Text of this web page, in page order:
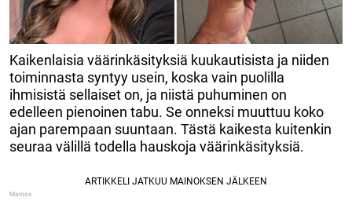
Kaikenlaisia väärinkäsityksiä kuukautisista ja niiden
toiminnasta syntyy usein, koska vain puolilla
ihmisistä sellaiset on, ja niistä puhuminen on
edelleen pienoinen tabu. Se onneksi muuttuu koko
ajan parempaan suuntaan. Tästä kaikesta kuitenkin
seuraa välillä todella hauskoja väärinkäsityksiä.